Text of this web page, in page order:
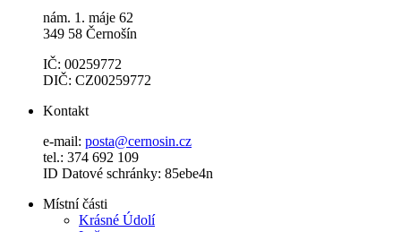
nám. 1. máje 62
349 58 Černošín
IČ: 00259772
DIČ: CZ00259772
Kontakt
e-mail: posta@cernosin.cz
tel.: 374 692 109
ID Datové schránky: 85ebe4n
Místní části
Krásné Údolí